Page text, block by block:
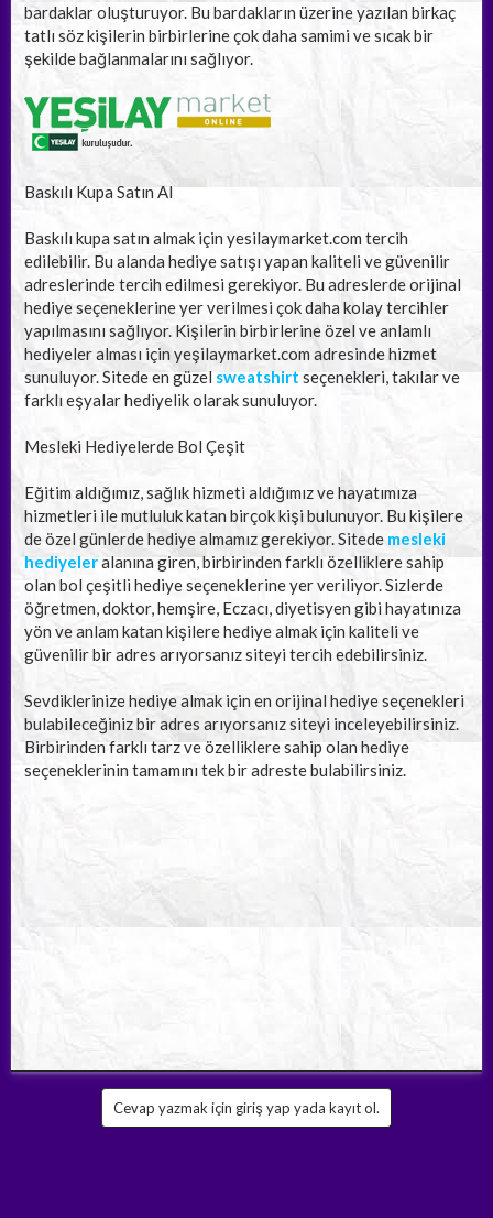
bardaklar oluşturuyor. Bu bardakların üzerine yazılan birkaç
tatlı söz kişilerin birbirlerine çok daha samimi ve sıcak bir
şekilde bağlanmalarını sağlıyor.
Baskılı Kupa Satın Al
Baskılı kupa satın almak için yesilaymarket.com tercih
edilebilir. Bu alanda hediye satışı yapan kaliteli ve güvenilir
adreslerinde tercih edilmesi gerekiyor. Bu adreslerde orijinal
hediye seçeneklerine yer verilmesi çok daha kolay tercihler
yapılmasını sağlıyor. Kişilerin birbirlerine özel ve anlamlı
hediyeler alması için yeşilaymarket.com adresinde hizmet
sunuluyor. Sitede en güzel sweatshirt seçenekleri, takılar ve
farklı eşyalar hediyelik olarak sunuluyor.
Mesleki Hediyelerde Bol Çeşit
Eğitim aldığımız, sağlık hizmeti aldığımız ve hayatımıza
hizmetleri ile mutluluk katan birçok kişi bulunuyor. Bu kişilere
de özel günlerde hediye almamız gerekiyor. Sitede mesleki
hediyeleralanına giren, birbirinden farklı özelliklere sahip
olan bol çeşitli hediye seçeneklerine yer veriliyor. Sizlerde
öğretmen, doktor, hemşire, Eczacı, diyetisyen gibi hayatınıza
yön ve anlam katan kişilere hediye almak için kaliteli ve
güvenilir bir adres arıyorsanız siteyi tercih edebilirsiniz.
Sevdiklerinize hediye almak için en orijinal hediye seçenekleri
bulabileceğiniz bir adres arıyorsanız siteyi inceleyebilirsiniz.
Birbirinden farklı tarz ve özelliklere sahip olan hediye
seçeneklerinin tamamını tek bir adreste bulabilirsiniz.
Cevap yazmak için giriş yap yada kayıt ol.